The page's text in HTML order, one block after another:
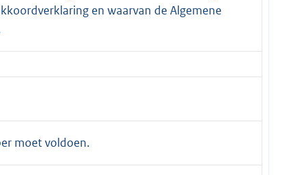
en waarvan de Algemene
moet voldoen.